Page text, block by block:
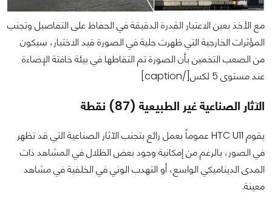
مع الأخذ بعين الاعتبار القدرة الدقيقة في الحفاظ على التفاصيل وتجنب
المؤثرات الخارجية التي ظهرت جلية في الصورة قيد الاختبار، سيكون
من الصعب التخمين بأن الصورة تم التقاطها في بيئة خافتة الإضاءة
عند مستوى 5 لكس[/caption]
الآثار الصناعية غير الطبيعية (87) نقطة
يقوم HTC U11 عموماً بعمل رائع بتجنب الآثار الصناعية التي قد تظهر
في الصور، بالرغم من إمكانية وجود بعض الظلال في المشاهد ذات
المدى الديناميكي الواسع، أو التهدب الوني في الخلفية في مشاهد
معينة.